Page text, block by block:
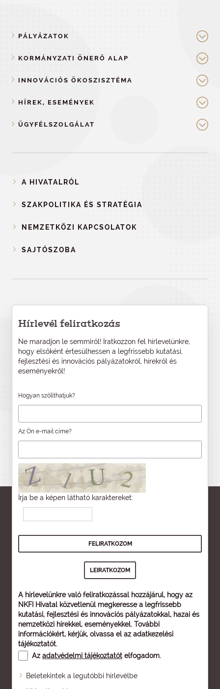
PÁLYÁZATOK
KORMÁNYZATI ÖNERŐ ALAP
INNOVÁCIÓS ÖKOSZISZTÉMA
HÍREK, ESEMÉNYEK
ÜGYFÉLSZOLGÁLAT
A HIVATALRÓL
SZAKPOLITIKA ÉS STRATÉGIA
NEMZETKÖZI KAPCSOLATOK
SAJTÓSZOBA
Hírlevél feliratkozás
Ne maradjon le semmiről! Iratkozzon fel hírlevelünkre,
hogy elsőként értesülhessen a legfrissebb kutatási,
fejlesztési és innovációs pályázatokról, hírekről és
eseményekről!
Hogyan szólíthatjuk?
Az Ön e-mail címe?
Írja be a képen látható karaktereket:
A hírlevelünkre való feliratkozással hozzájárul, hogy az
NKFI Hivatal közvetlenül megkeresse a legfrissebb
kutatási, fejlesztési és innovációs pályázatokkal, hazai és
nemzetközi hírekkel, eseményekkel. További
információkért, kérjük, olvassa el az adatkezelési
tájékoztatót.
Az adatvédelmi tájékoztatót elfogadom.
Beletekintek a legutóbbi hírlevélbe
Oldaltérkép